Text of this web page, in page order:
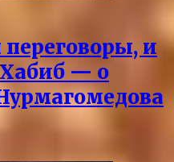
и
Хабиб — о